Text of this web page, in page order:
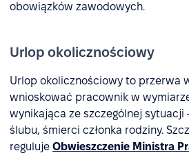
obowiązków zawodowych.
Urlop okolicznościowy
Urlop okolicznościowy to przerwa
wnioskować pracownik w
wynikająca ze szczególnej sytuacji
ślubu, śmierci członka rodziny.
reguluje Obwieszczenie Ministra